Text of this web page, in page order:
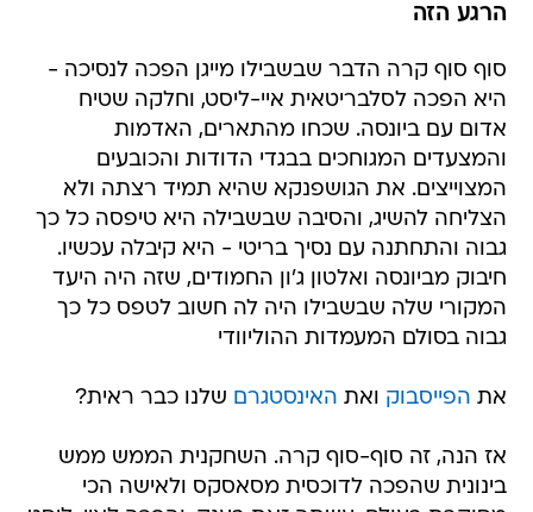
הרגע הזה
סוף סוף קרה הדבר שבשבילו מייגן הפכה לנסיכה -
היא הפכה לסלבריטאית איי-ליסט, וחלקה שטיח
אדום עם ביונסה. שכחו מהתארים, האדמות
והמצעדים המגוחכים בבגדי הדודות והכובעים
המצוייצים. את הגושפנקא שהיא תמיד רצתה ולא
הצליחה להשיג, והסיבה שבשבילה היא טיפסה כל כך
גבוה והתחתנה עם נסיך בריטי - היא קיבלה עכשיו.
חיבוק מביונסה ואלטון ג'ון החמודים, שזה היה היעד
המקורי שלה שבשבילו היה לה חשוב לטפס כל כך
גבוה בסולם המעמדות ההוליוודי
את הפייסבוק ואת האינסטגרם שלנו כבר ראית?
אז הנה, זה סוף-סוף קרה. השחקנית הממש ממש
בינונית שהפכה לדוכסית מסאסקס ולאישה הכי